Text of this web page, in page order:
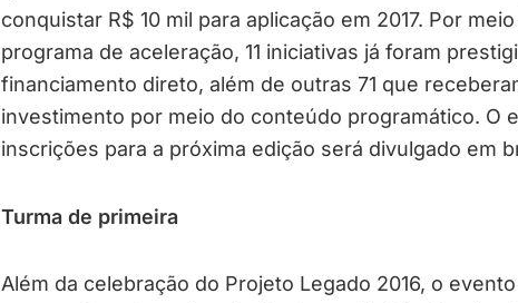
conquistar R$ 10 mil para aplicação em 2017. Por
programa de aceleração, 11 iniciativas já foram
financiamento direto, além de outras 71 que
investimento por meio do conteúdo programático. O
inscrições para a próxima edição será divulgado em
Turma de primeira
Além da celebração do Projeto Legado 2016, o